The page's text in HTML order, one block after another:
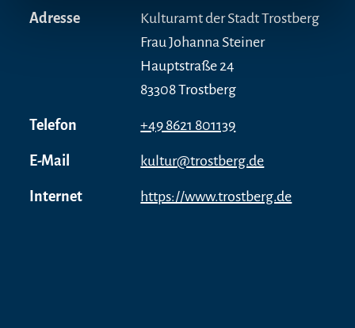
Adresse
Kulturamt der Stadt Trostberg
Frau Johanna Steiner
Hauptstraße 24
83308 Trostberg
Telefon +49 8621 801139
E-Mail kultur@trostberg.de
Internet https://www.trostberg.de